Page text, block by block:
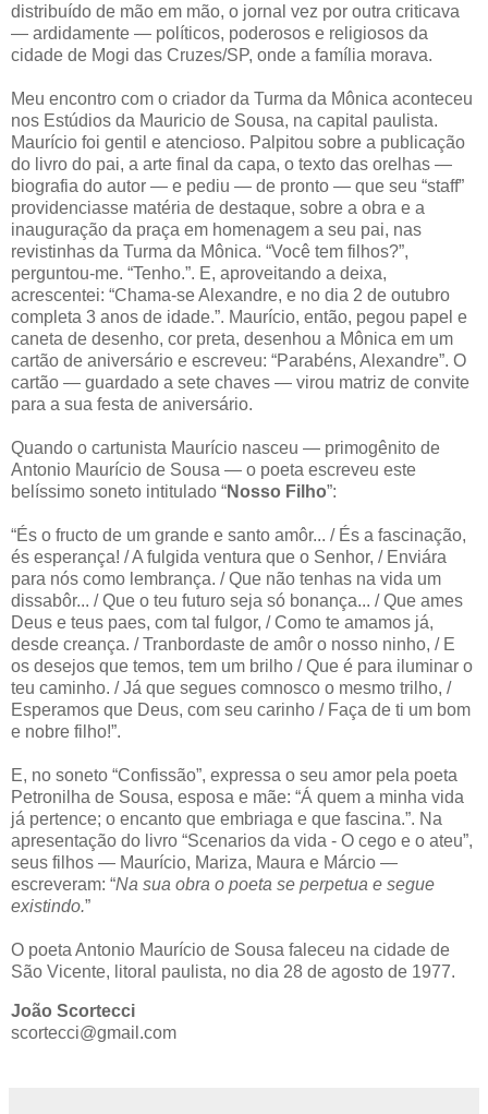
distribuído de mão em mão, o jornal vez por outra criticava
— ardidamente — políticos, poderosos e religiosos da
cidade de Mogi das Cruzes/SP, onde a família morava.
Meu encontro com o criador da Turma da Mônica aconteceu
nos Estúdios da Mauricio de Sousa, na capital paulista.
Maurício foi gentil e atencioso. Palpitou sobre a publicação
do livro do pai, a arte final da capa, o texto das orelhas —
biografia do autor — e pediu — de pronto — que seu “staff”
providenciasse matéria de destaque, sobre a obra e a
inauguração da praça em homenagem a seu pai, nas
revistinhas da Turma da Mônica. “Você tem filhos?”,
perguntou-me. “Tenho.”. E, aproveitando a deixa,
acrescentei: “Chama-se Alexandre, e no dia 2 de outubro
completa 3 anos de idade.”. Maurício, então, pegou papel e
caneta de desenho, cor preta, desenhou a Mônica em um
cartão de aniversário e escreveu: “Parabéns, Alexandre”. O
cartão — guardado a sete chaves — virou matriz de convite
para a sua festa de aniversário.
Quando o cartunista Maurício nasceu — primogênito de
Antonio Maurício de Sousa — o poeta escreveu este
belíssimo soneto intitulado “Nosso Filho”:
“És o fructo de um grande e santo amôr... / És a fascinação,
és esperança! / A fulgida ventura que o Senhor, / Enviára
para nós como lembrança. / Que não tenhas na vida um
dissabôr... / Que o teu futuro seja só bonança... / Que ames
Deus e teus paes, com tal fulgor, / Como te amamos já,
desde creança. / Tranbordaste de amôr o nosso ninho, / E
os desejos que temos, tem um brilho / Que é para iluminar o
teu caminho. / Já que segues comnosco o mesmo trilho, /
Esperamos que Deus, com seu carinho / Faça de ti um bom
e nobre filho!”.
E, no soneto “Confissão”, expressa o seu amor pela poeta
Petronilha de Sousa, esposa e mãe: “Á quem a minha vida
já pertence; o encanto que embriaga e que fascina.”. Na
apresentação do livro “Scenarios da vida - O cego e o ateu”,
seus filhos — Maurício, Mariza, Maura e Márcio —
escreveram: “Na sua obra o poeta se perpetua e segue
existindo.”
O poeta Antonio Maurício de Sousa faleceu na cidade de
São Vicente, litoral paulista, no dia 28 de agosto de 1977.
João Scortecci
scortecci@gmail.com